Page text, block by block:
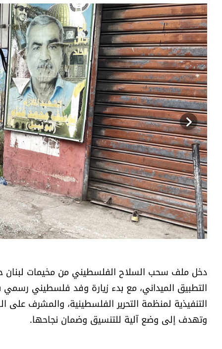
دخل ملف سحب السلاح الفلسطيني من مخيمات لبنان
التطبيق الميداني، مع بدء زيارة وفد فلسطيني رسمي
التنفيذية لمنظمة التحرير الفلسطينية، والمشرف على
وتهدف إلى وضع آلية للتنسيق وضمان نجاحها.